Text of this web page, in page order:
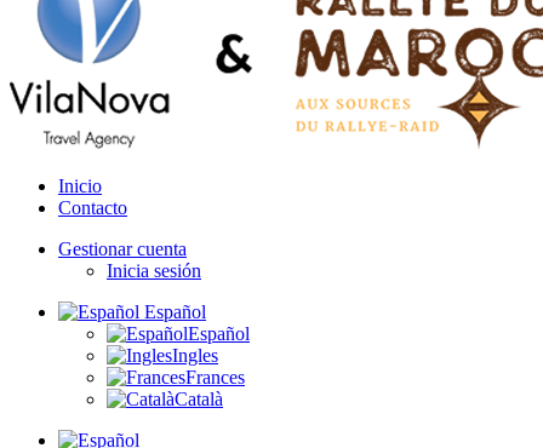
Inicio
Contacto
Gestionar cuenta
Inicia sesión
Español
Español
Ingles
Frances
Català